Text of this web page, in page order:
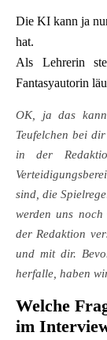
Die KI kann ja
hat.
Als Lehrerin
Fantasyautorin
OK, ja das
Teufelchen bei
in der
sind, die
werden uns
der Redaktion
und mit dir.
herfalle, haben
Welche
im